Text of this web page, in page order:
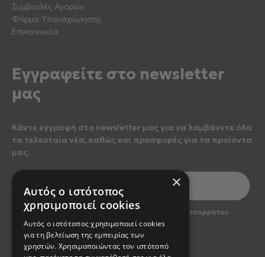
Συμβουλές Αγορών
Φόρμα Υπαναχώρησης
Επικοινωνία
Εγγραφείτε στο newsletter
μας
Κάντε εγγραφή στο newsletter μας για να λαμβάνετε όλα
τα τελευταία νέα, καθώς και προσφορές για τα προϊόντα
μας.
optin2Έχω διαβάσει και αποδέχομαι την πολιτική απορρήτου
του newsletter
Εγγραφή
×
Αυτός ο ιστότοπος
χρησιμοποιεί cookies
Αυτός ο ιστότοπος χρησιμοποιεί cookies
για τη βελτίωση της εμπειρίας των
χρηστών. Χρησιμοποιώντας τον ιστότοπό